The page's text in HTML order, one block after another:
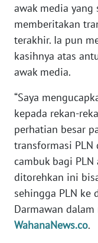
awak media
memberitakan
terakhir. Ia pun
kasihnya atas
awak media.
“Saya
kepada rekan-
perhatian besar
transformasi
cambuk bagi
ditorehkan ini
sehingga PLN ke
Darmawan
WahanaNews.co.
WN
BANTEN
WN
NTT
WN
KEPRI
PAPUA
WN
PAPUA
BARAT